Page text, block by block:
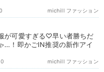
michill ファッション
が可愛すぎる♡早い者勝ちだ
…！即かごIN推奨の新作アイ
michill ファッション